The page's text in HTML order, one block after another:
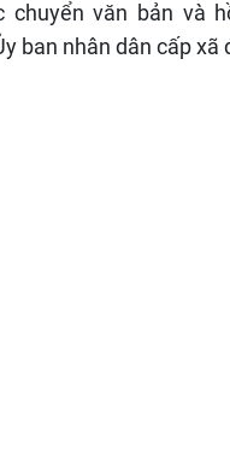
chuyển văn bản và
ban nhân dân cấp xã